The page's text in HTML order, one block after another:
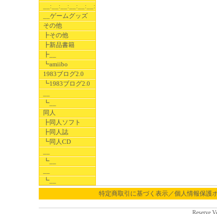
__:__:__:__:__:__:__
__ゲームグッズ
その他
┣その他
┣新品書籍
┣__
┗amiibo
1983ブログ2.0
┗1983ブログ2.0
┗__
同人
┣同人ソフト
┣同人誌
┗同人CD
┗__
┗__
特定商取引に基づく表示／個人情報保護